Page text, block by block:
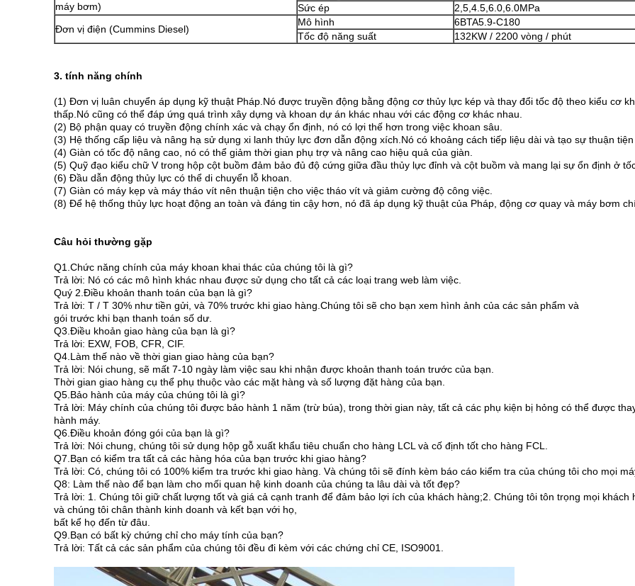
máy bơm)
Sức ép
2,5,4.5,6.0,6.0MPa
Đơn vị điện (Cummins Diesel)
Mô hình
6BTA5.9-C180
Tốc độ năng suất
132KW / 2200 vòng / phút
3. tính năng chính
(1) Đơn vị luân chuyển áp dụng kỹ thuật Pháp.Nó được truyền động bằng động cơ thủy lực kép và thay đổi tốc độ theo kiểu cơ
thấp.Nó cũng có thể đáp ứng quá trình xây dựng và khoan dự án khác nhau với các động cơ khác nhau.
(2) Bộ phận quay có truyền động chính xác và chạy ổn định, nó có lợi thế hơn trong việc khoan sâu.
(3) Hệ thống cấp liệu và nâng hạ sử dụng xi lanh thủy lực đơn dẫn động xích.Nó có khoảng cách tiếp liệu dài và tạo sự thuận
(4) Giàn có tốc độ nâng cao, nó có thể giảm thời gian phụ trợ và nâng cao hiệu quả của giàn.
(5) Quỹ đạo kiểu chữ V trong hộp cột buồm đảm bảo đủ độ cứng giữa đầu thủy lực đỉnh và cột buồm và mang lại sự ổn định ở
(6) Đầu dẫn động thủy lực có thể di chuyển lỗ khoan.
(7) Giàn có máy kẹp và máy tháo vít nên thuận tiện cho việc tháo vít và giảm cường độ công việc.
(8) Để hệ thống thủy lực hoạt động an toàn và đáng tin cậy hơn, nó đã áp dụng kỹ thuật của Pháp, động cơ quay và máy bơm
Câu hỏi thường gặp
Q1.Chức năng chính của máy khoan khai thác của chúng tôi là gì?
Trả lời: Nó có các mô hình khác nhau được sử dụng cho tất cả các loại trang web làm việc.
Quý 2.Điều khoản thanh toán của bạn là gì?
Trả lời: T / T 30% như tiền gửi, và 70% trước khi giao hàng.Chúng tôi sẽ cho bạn xem hình ảnh của các sản phẩm và
gói trước khi bạn thanh toán số dư.
Q3.Điều khoản giao hàng của bạn là gì?
Trả lời: EXW, FOB, CFR, CIF.
Q4.Làm thế nào về thời gian giao hàng của bạn?
Trả lời: Nói chung, sẽ mất 7-10 ngày làm việc sau khi nhận được khoản thanh toán trước của bạn.
Thời gian giao hàng cụ thể phụ thuộc vào các mặt hàng và số lượng đặt hàng của bạn.
Q5.Bảo hành của máy của chúng tôi là gì?
Trả lời: Máy chính của chúng tôi được bảo hành 1 năm (trừ búa), trong thời gian này, tất cả các phụ kiện bị hỏng có thể được
hành máy.
Q6.Điều khoản đóng gói của bạn là gì?
Trả lời: Nói chung, chúng tôi sử dụng hộp gỗ xuất khẩu tiêu chuẩn cho hàng LCL và cố định tốt cho hàng FCL.
Q7.Bạn có kiểm tra tất cả các hàng hóa của bạn trước khi giao hàng?
Trả lời: Có, chúng tôi có 100% kiểm tra trước khi giao hàng. Và chúng tôi sẽ đính kèm báo cáo kiểm tra của chúng tôi cho mọi
Q8: Làm thế nào để bạn làm cho mối quan hệ kinh doanh của chúng ta lâu dài và tốt đẹp?
Trả lời: 1. Chúng tôi giữ chất lượng tốt và giá cả cạnh tranh để đảm bảo lợi ích của khách hàng;2. Chúng tôi tôn trọng mọi
và chúng tôi chân thành kinh doanh và kết bạn với họ,
bất kể họ đến từ đâu.
Q9.Bạn có bất kỳ chứng chỉ cho máy tính của bạn?
Trả lời: Tất cả các sản phẩm của chúng tôi đều đi kèm với các chứng chỉ CE, ISO9001.